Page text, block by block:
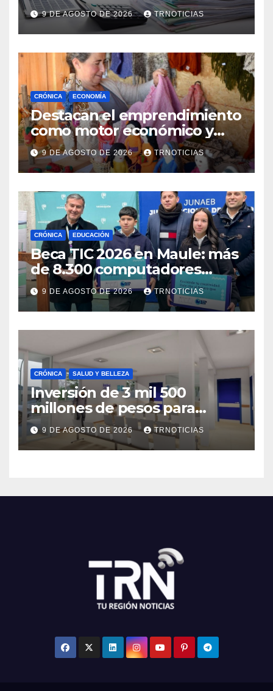
demanda por trabajo
9 DE AGOSTO DE 2026 TRNOTICIAS
CRÓNICA ECONOMÍA
Destacan el emprendimiento
como motor económico y
anuncia fortalecer apoyos
para empleo autónomo
9 DE AGOSTO DE 2026 TRNOTICIAS
CRÓNICA EDUCACIÓN
Beca TIC 2026 en Maule: más
de 8.300 computadores
están siendo entregados en
la región
9 DE AGOSTO DE 2026 TRNOTICIAS
CRÓNICA SALUD Y BELLEZA
Inversión de 3 mil 500
millones de pesos para
mejorar el Cesfam
Astaburuaga
9 DE AGOSTO DE 2026 TRNOTICIAS